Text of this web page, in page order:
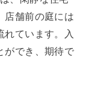
店舗前の庭には
れています。入
ができ、期待で